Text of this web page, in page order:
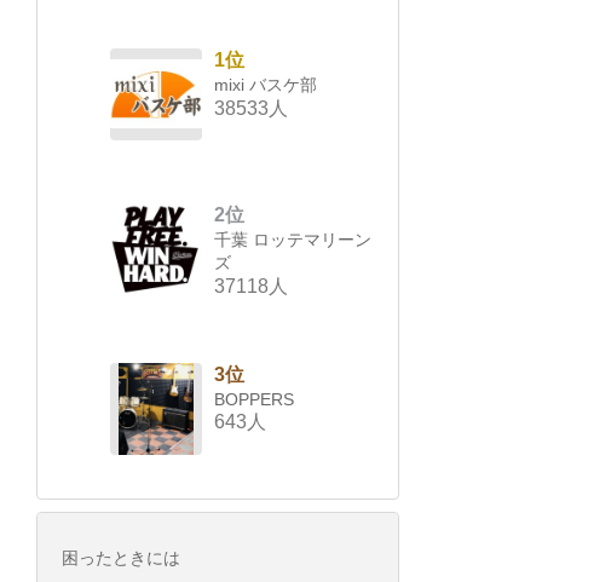
1位
mixi バスケ部
38533人
2位
千葉 ロッテマリーン
ズ
37118人
3位
BOPPERS
643人
困ったときには